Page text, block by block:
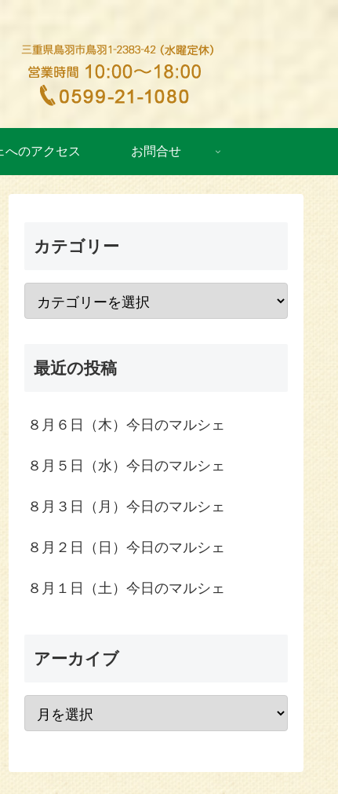
へのアクセス お問合せ
カテゴリー
最近の投稿
８月６日（木）今日のマルシェ
８月５日（水）今日のマルシェ
８月３日（月）今日のマルシェ
８月２日（日）今日のマルシェ
８月１日（土）今日のマルシェ
アーカイブ